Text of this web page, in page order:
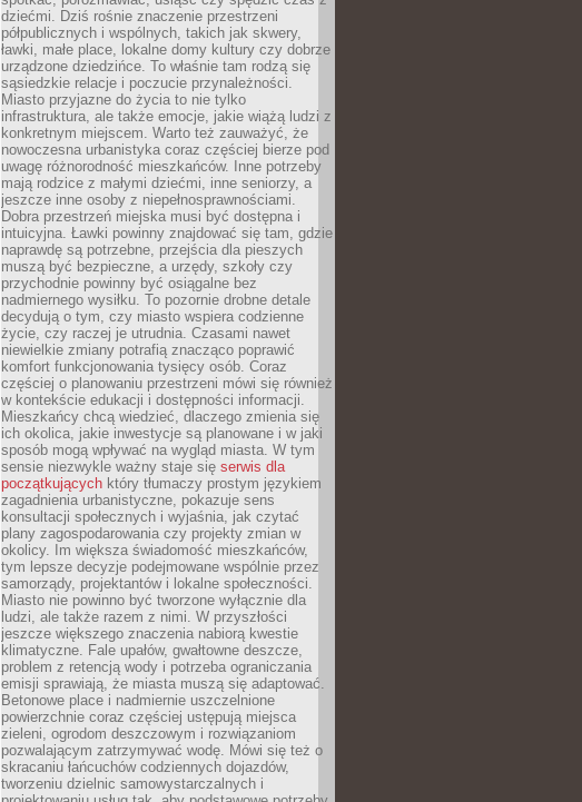
dziećmi. Dziś rośnie znaczenie przestrzeni
półpublicznych i wspólnych, takich jak skwery,
ławki, małe place, lokalne domy kultury czy dobrze
urządzone dziedzińce. To właśnie tam rodzą się
sąsiedzkie relacje i poczucie przynależności.
Miasto przyjazne do życia to nie tylko
infrastruktura, ale także emocje, jakie wiążą ludzi z
konkretnym miejscem. Warto też zauważyć, że
nowoczesna urbanistyka coraz częściej bierze pod
uwagę różnorodność mieszkańców. Inne potrzeby
mają rodzice z małymi dziećmi, inne seniorzy, a
jeszcze inne osoby z niepełnosprawnościami.
Dobra przestrzeń miejska musi być dostępna i
intuicyjna. Ławki powinny znajdować się tam, gdzie
naprawdę są potrzebne, przejścia dla pieszych
muszą być bezpieczne, a urzędy, szkoły czy
przychodnie powinny być osiągalne bez
nadmiernego wysiłku. To pozornie drobne detale
decydują o tym, czy miasto wspiera codzienne
życie, czy raczej je utrudnia. Czasami nawet
niewielkie zmiany potrafią znacząco poprawić
komfort funkcjonowania tysięcy osób. Coraz
częściej o planowaniu przestrzeni mówi się również
w kontekście edukacji i dostępności informacji.
Mieszkańcy chcą wiedzieć, dlaczego zmienia się
ich okolica, jakie inwestycje są planowane i w jaki
sposób mogą wpływać na wygląd miasta. W tym
sensie niezwykle ważny staje się serwis dla
początkujących który tłumaczy prostym językiem
zagadnienia urbanistyczne, pokazuje sens
konsultacji społecznych i wyjaśnia, jak czytać
plany zagospodarowania czy projekty zmian w
okolicy. Im większa świadomość mieszkańców,
tym lepsze decyzje podejmowane wspólnie przez
samorządy, projektantów i lokalne społeczności.
Miasto nie powinno być tworzone wyłącznie dla
ludzi, ale także razem z nimi. W przyszłości
jeszcze większego znaczenia nabiorą kwestie
klimatyczne. Fale upałów, gwałtowne deszcze,
problem z retencją wody i potrzeba ograniczania
emisji sprawiają, że miasta muszą się adaptować.
Betonowe place i nadmiernie uszczelnione
powierzchnie coraz częściej ustępują miejsca
zieleni, ogrodom deszczowym i rozwiązaniom
pozwalającym zatrzymywać wodę. Mówi się też o
skracaniu łańcuchów codziennych dojazdów,
tworzeniu dzielnic samowystarczalnych i